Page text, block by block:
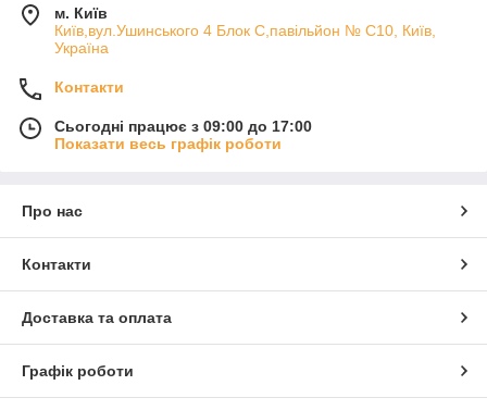
м. Київ
Київ,вул.Ушинського 4 Блок С,павільйон № С10, Київ,
Україна
Контакти
Сьогодні працює з 09:00 до 17:00
Показати весь графік роботи
Про нас
Контакти
Доставка та оплата
Графік роботи